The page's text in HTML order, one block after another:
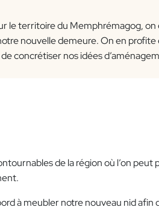
le territoire du Memphrémagog, on
nouvelle demeure. On en
de concrétiser nos idées
de la région où l’on
à meubler notre nouveau nid